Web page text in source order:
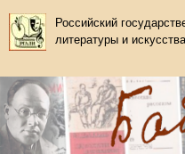
Российский
литературы и искусства